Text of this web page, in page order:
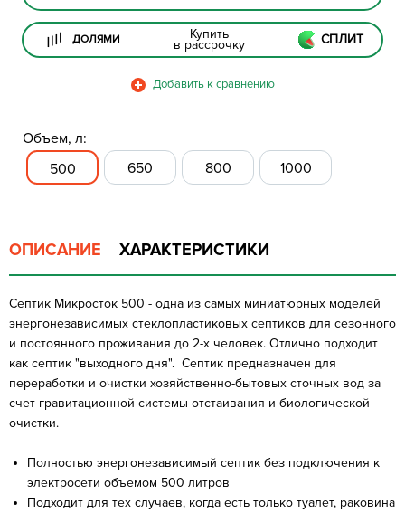
ДОЛЯМИ Купить
в рассрочку СПЛИТ
Объем, л:
500
650 800 1000
ОПИСАНИЕ ХАРАКТЕРИСТИКИ
Септик Микросток 500 - одна из самых миниатюрных моделей
энергонезависимых стеклопластиковых септиков для сезонного
и постоянного проживания до 2-х человек. Отлично подходит
как септик "выходного дня". Септик предназначен для
переработки и очистки хозяйственно-бытовых сточных вод за
счет гравитационной системы отстаивания и биологической
очистки.
Полностью энергонезависимый септик без подключения к
электросети объемом 500 литров
Подходит для тех случаев, когда есть только туалет, раковина